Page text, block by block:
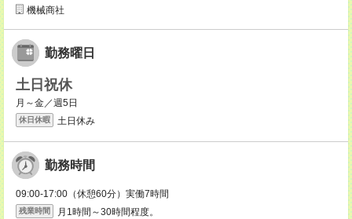
機械商社
勤務曜日
土日祝休
月～金／週5日
休日休暇 土日休み
勤務時間
09:00-17:00（休憩60分）実働7時間
残業時間
月1時間～30時間程度。